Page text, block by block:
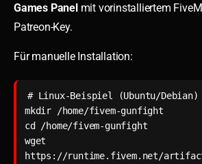
Games Panelmit vorinstalliertem
Patreon-Key.
Für manuelle Installation:
# Linux-Beispiel (Ubuntu/Debian)
mkdir /home/fivem-gunfight
cd /home/fivem-gunfight
wget
https://runtime.fivem.net/